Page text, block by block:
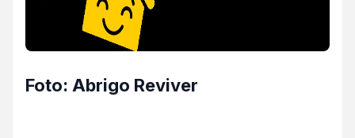
Foto: Abrigo Reviver